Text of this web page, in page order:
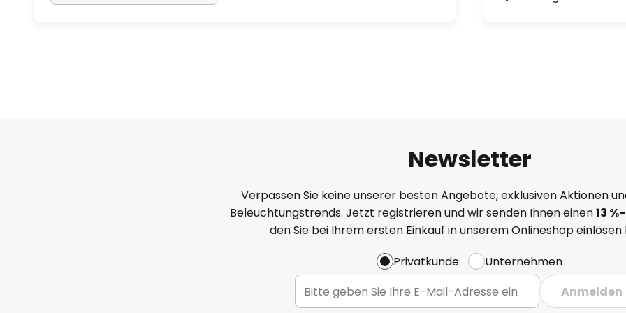
Newsletter
Verpassen Sie keine unserer besten Angebote, exklusiven Aktionen
Beleuchtungstrends. Jetzt registrieren und wir senden Ihnen einen13
den Sie bei Ihrem ersten Einkauf in unserem Onlineshop
Privatkunde
Unternehmen
Anmelden